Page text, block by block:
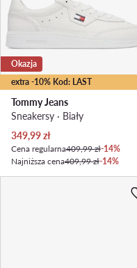
extra -10% Kod: LAST
Okazja
Tommy Jeans
Sneakersy · Biały
Aktualna cena
349,99zł
Cena regularna409,99 zł-14%
Najniższa cena409,99 zł-14%